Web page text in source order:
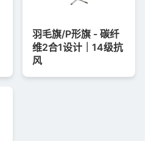
羽毛旗/P形旗 - 碳纤
维2合1设计｜14级抗
风